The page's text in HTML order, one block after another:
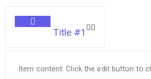
Title #1
Item content. Click the edit button to